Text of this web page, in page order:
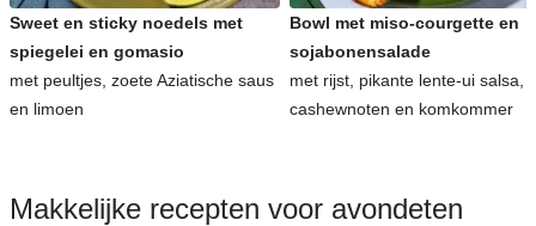
Sweet en sticky noedels met
spiegelei en gomasio
met peultjes, zoete Aziatische saus
en limoen
Bowl met miso-courgette en
sojabonensalade
met rijst, pikante lente-ui salsa,
cashewnoten en komkommer
Makkelijke recepten voor avondeten